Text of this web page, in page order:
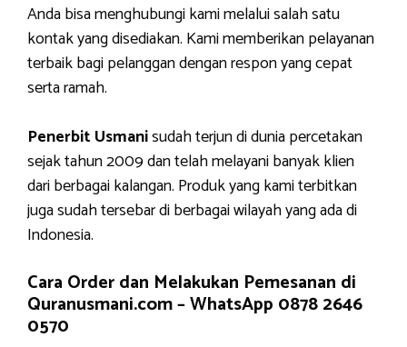
Anda bisa menghubungi kami melalui salah satu
kontak yang disediakan. Kami memberikan pelayanan
terbaik bagi pelanggan dengan respon yang cepat
serta ramah.
Penerbit Usmanisudah terjun di dunia percetakan
sejak tahun 2009 dan telah melayani banyak klien
dari berbagai kalangan. Produk yang kami terbitkan
juga sudah tersebar di berbagai wilayah yang ada di
Indonesia.
Cara Order dan Melakukan Pemesanan di
Quranusmani.com –WhatsApp 0878 2646
0570